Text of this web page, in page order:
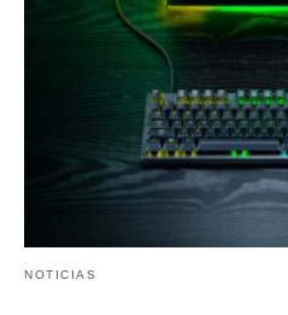
NOTICIAS